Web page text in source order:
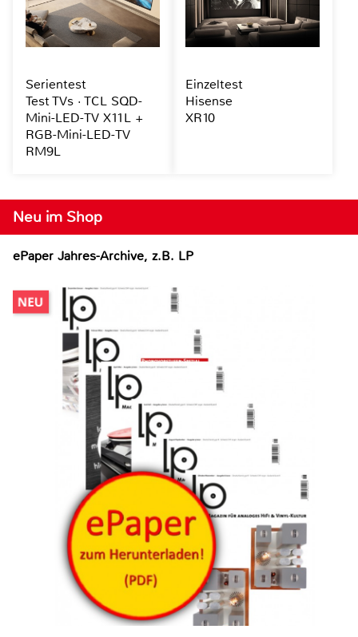
Neu im Shop
ePaper Jahres-Archive, z.B. LP
Serientest
Test TVs · TCL SQD-
Mini-LED-TV X11L +
RGB-Mini-LED-TV
RM9L
Einzeltest
Hisense
XR10